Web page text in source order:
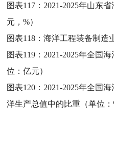
图表117： 2021-2025年山东
元，%）
图表118：海洋工程装备制造
图表119： 2021-2025年全国
位：亿元）
图表120： 2021-2025年全国
洋生产总值中的比重（单位：